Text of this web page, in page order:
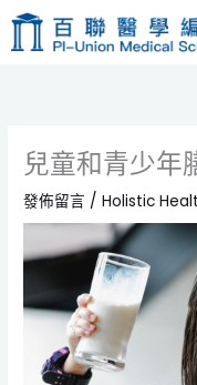
主
兒童和青少年
發佈留言 /Holistic